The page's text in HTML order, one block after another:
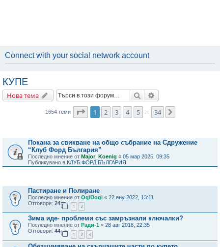
Connect with your social network account
КУПЕ
Нова тема Търсене
1654 теми Страница1 от
1 2 3 4 5 34
Покана за свикване на общо събрание на Сдружение
“Клуб Форд България”
Последно мнение от Major_Koenig « 05 мар 2025, 09:35
Публикувано в КЛУБ ФОРД БЪЛГАРИЯ
Пастиране и Полиране
Последно мнение от OgiDogi « 22 яну 2022, 13:11
Отговори: 24
1 2
Зима иде- проблеми със замръзнали ключалки?
Последно мнение от Ради-1 « 28 авг 2018, 22:35
Отговори: 44
1 2 3